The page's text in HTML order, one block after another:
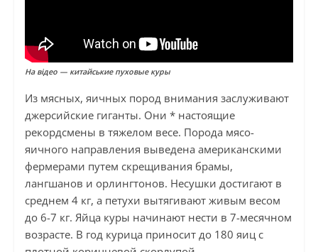
На відео — китайськие пуховые куры
Из мясных, яичных пород внимания заслуживают
джерсийские гиганты. Они * настоящие
рекордсмены в тяжелом весе. Порода мясо-
яичного направления выведена американскими
фермерами путем скрещивания брамы,
лангшанов и орлингтонов. Несушки достигают в
среднем 4 кг, а петухи вытягивают живым весом
до 6-7 кг. Яйца куры начинают нести в 7-месячном
возрасте. В год курица приносит до 180 яиц с